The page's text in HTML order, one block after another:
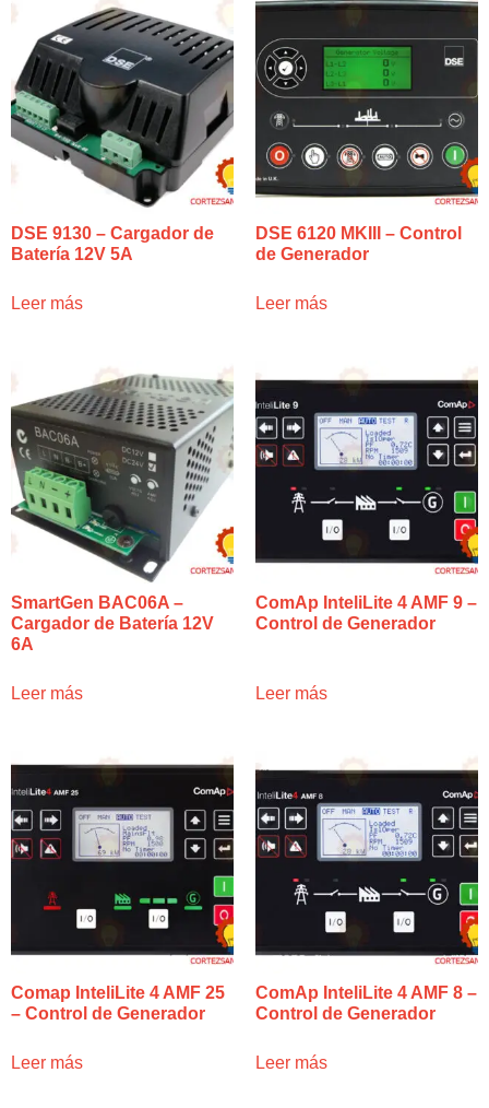
DSE 9130 – Cargador de
Batería 12V 5A
Leer más
DSE 6120 MKIII – Control
de Generador
Leer más
SmartGen BAC06A –
Cargador de Batería 12V
6A
Leer más
ComAp InteliLite 4 AMF 9 –
Control de Generador
Leer más
Comap InteliLite 4 AMF 25
– Control de Generador
Leer más
ComAp InteliLite 4 AMF 8 –
Control de Generador
Leer más